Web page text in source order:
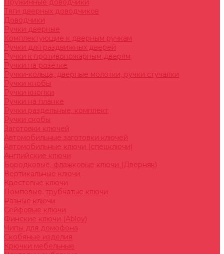
Пружинные доводчики
Тяги дверных доводчиков
Доводчики
Ручки дверные
Комплектующие к дверным ручкам
Ручки для раздвижных дверей
Ручки к противопожарным дверям
Ручки на розетке
Ручки-кольца, дверные молотки, ручки стучалки
Ручки кнобы
Ручки кнопки
Ручки на планке
Ручки раздельные, комплект
Ручки скобы
Заготовки ключей
Автомобильные заготовки ключей
Автомобильные ключи (спецключи)
Английские ключи
Бородковые, флажковые ключи (Дверняк)
Вертикальные ключи
Крестовые ключи
Помповые, трубчатые ключи
Разные ключи
Сейфовые ключи
Финские ключи (Abloy)
Чипы для домофона
Скобяные изделия
Крючки мебельные